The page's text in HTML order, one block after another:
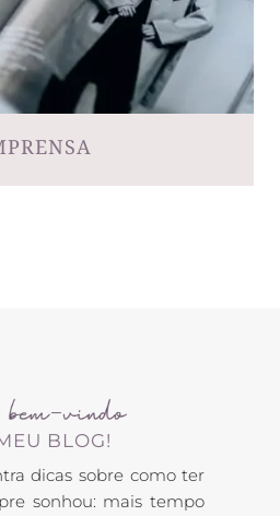
BLOG!
dicas sobre como ter
sonhou: mais tempo